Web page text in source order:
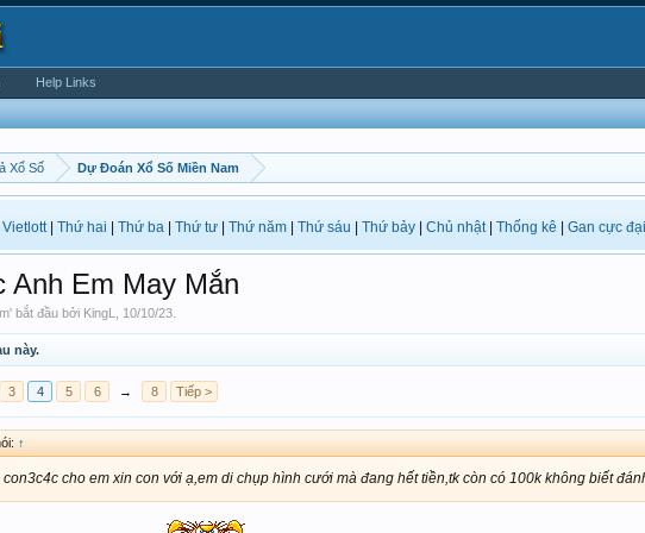
Xổ Số Dự Đoán Xổ Số Miền Nam
Vietlott| Thứ hai Thứ ba Thứ tư Thứ năm Thứ sáu Thứ bảy Chủ nhật| Thống kê Gan cực đại
Anh Em May Mắn
' bắt đầu bởi KingL 10/10/23
này.
3 4 5 6 → 8 Tiếp >
↑
con3c4c cho em xin con với ạ,em di chụp hình cưới mà đang hết tiền,tk còn có 100k không biết
Help Links